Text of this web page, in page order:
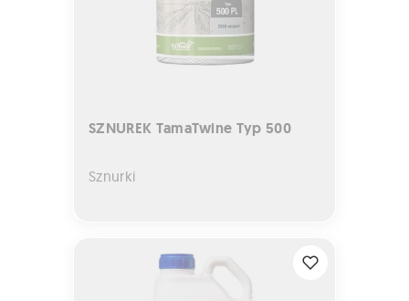
SZNUREK TamaTwine Typ 500
Sznurki